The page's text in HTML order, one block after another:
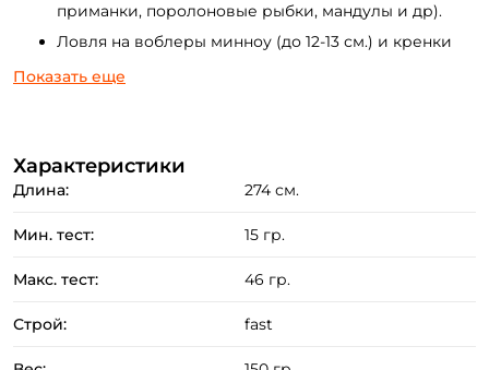
приманки, поролоновые рыбки, мандулы и др).
Ловля на воблеры минноу (до 12-13 см.) и кренки
равномерной проводкой.
шот).
Охота на крупного жереха с применением
компактных и дальнобойных приманок
Применение тяжелых тейл-спиннеров,
вращающихся № 3-5 и колеблющихся блёсен в
Показать еще
Характеристики
Длина: 274 см.
Мин. тест: 15 гр.
Макс. тест: 46 гр.
Строй: fast